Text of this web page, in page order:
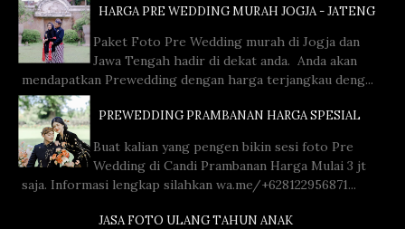
HARGA PRE WEDDING MURAH JOGJA - JATENG
Paket Foto Pre Wedding murah di Jogja dan
Jawa Tengah hadir di dekat anda. Anda akan
mendapatkan Prewedding dengan harga terjangkau deng...
PREWEDDING PRAMBANAN HARGA SPESIAL
Buat kalian yang pengen bikin sesi foto Pre
Wedding di Candi Prambanan Harga Mulai 3 jt
saja. Informasi lengkap silahkan wa.me/+628122956871...
JASA FOTO ULANG TAHUN ANAK